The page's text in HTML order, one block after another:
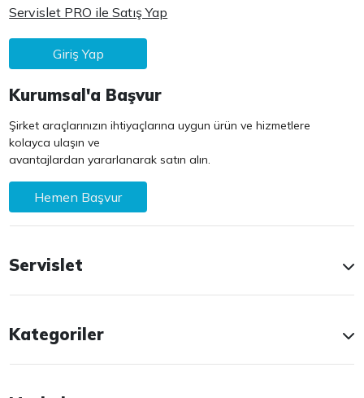
Servislet PRO ile Satış Yap
Giriş Yap
Kurumsal'a Başvur
Şirket araçlarınızın ihtiyaçlarına uygun ürün ve hizmetlere
kolayca ulaşın ve
avantajlardan yararlanarak satın alın.
Hemen Başvur
Servislet
Kategoriler